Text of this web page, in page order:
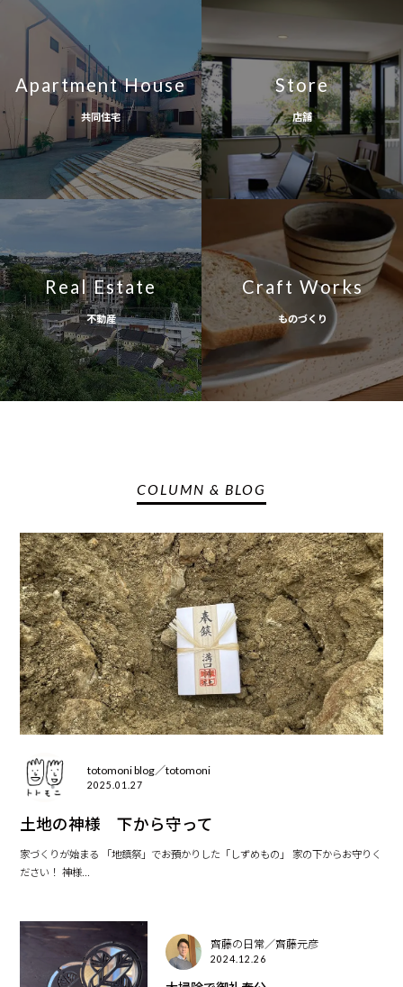
Apartment House
共同住宅
Store
店舗
Real Estate
不動産
Craft Works
ものづくり
COLUMN & BLOG
totomoni blog／totomoni
2025.01.27
土地の神様 下から守って
家づくりが始まる 「地鎮祭」でお預かりした「しずめもの」 家の下からお守りく
ださい！ 神様...
齊藤の日常／齊藤元彦
2024.12.26